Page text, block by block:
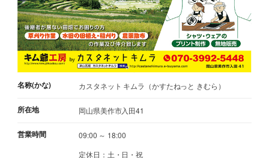
名称(かな) カスタネット キムラ（かすたねっと きむら）
所在地 岡山県美作市入田41
営業時間
09:00 ～ 18:00
定休日：土・日・祝